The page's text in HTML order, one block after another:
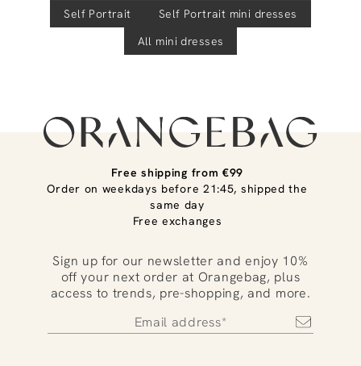
Self Portrait Self Portrait mini dresses
All mini dresses
Free shipping from €99
Order on weekdays before 21:45, shipped the
same day
Free exchanges
Sign up for our newsletter and enjoy 10%
off your next order at Orangebag, plus
access to trends, pre-shopping, and more.